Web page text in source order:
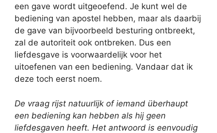
een gave wordt uitgeoefend. Je kunt wel de
bediening van apostel hebben, maar als daarbij
de gave van bijvoorbeeld besturing ontbreekt,
zal de autoriteit ook ontbreken. Dus een
liefdesgave is voorwaardelijk voor het
uitoefenen van een bediening. Vandaar dat ik
deze toch eerst noem.
De vraag rijst natuurlijk of iemand überhaupt
een bediening kan hebben als hij geen
liefdesgaven heeft. Het antwoord is eenvoudig